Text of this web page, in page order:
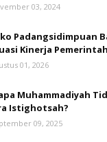
03, 2024
Padangsidimpuan
Kinerja
01, 2026
Muhammadiyah
Istighotsah?
09, 2025